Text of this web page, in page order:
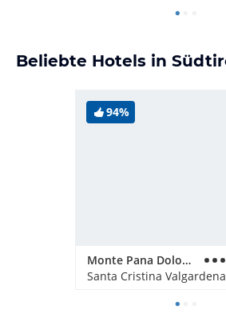
Beliebte Hotels in
94%
Monte Pana Dolomites Hotel